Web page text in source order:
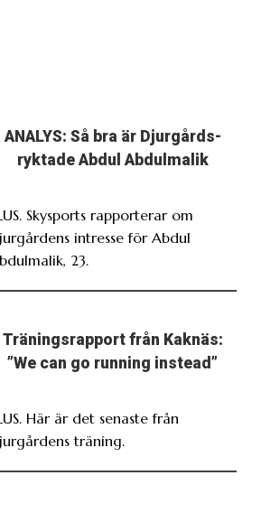
ANALYS: Så bra är Djurgårds-
ryktade Abdul Abdulmalik
Skysports rapporterar om
intresse för Abdul
23.
Träningsrapport från Kaknäs:
”We can go running instead”
Här är det senaste från
träning.